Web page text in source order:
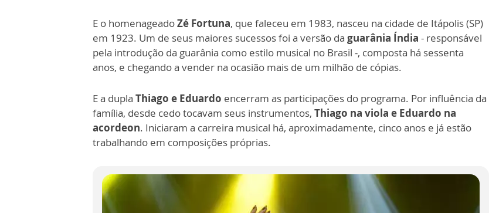
E o homenageadoZé Fortuna, que faleceu em 1983, nasceu na cidade de Itápolis (SP)
em 1923. Um de seus maiores sucessos foi a versão da guarânia Índia - responsável
pela introdução da guarânia como estilo musical no Brasil -, composta há sessenta
anos, e chegando a vender na ocasião mais de um milhão de cópias.
E a dupla Thiago e Eduardo encerram as participações do programa. Por influência da
família, desde cedo tocavam seus instrumentos, Thiago na viola e Eduardo na
acordeon. Iniciaram a carreira musical há, aproximadamente, cinco anos e já estão
trabalhando em composições próprias.